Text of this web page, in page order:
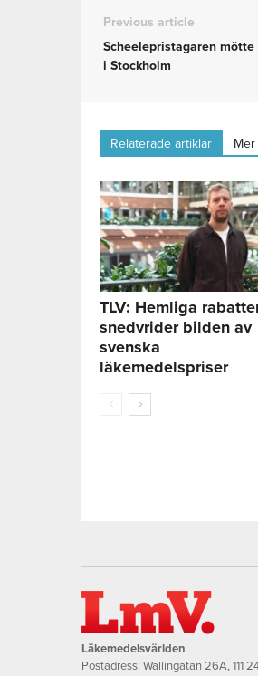
Previous article
Scheelepristagaren
i Stockholm
Relaterade artiklar
TLV: Hemliga
snedvrider bilden av
svenska
läkemedelspriser
Läkemedelsvärlden
Postadress: Wallingatan 26A, 111